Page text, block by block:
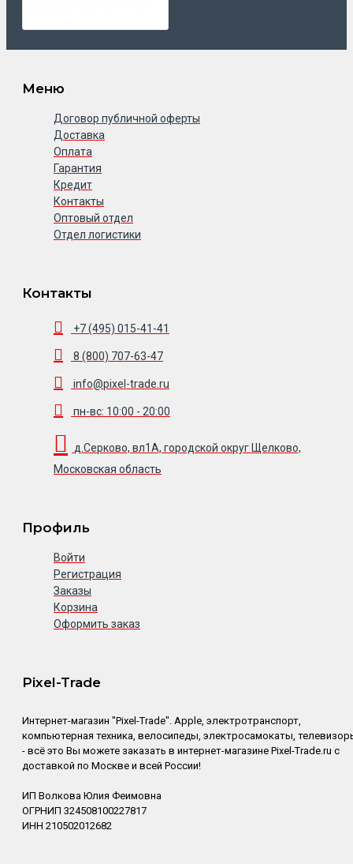
Меню
Договор публичной оферты
Доставка
Оплата
Гарантия
Кредит
Контакты
Оптовый отдел
Отдел логистики
Контакты
+7 (495) 015-41-41
8 (800) 707-63-47
info@pixel-trade.ru
пн-вс: 10:00 - 20:00
д.Серково, вл1А, городской округ Щелково,
Московская область
Профиль
Войти
Регистрация
Заказы
Корзина
Оформить заказ
Pixel-Trade
Интернет-магазин "Pixel-Trade". Apple, электротранспорт,
компьютерная техника, велосипеды, электросамокаты,
- всё это Вы можете заказать в интернет-магазине Pixel-Trade.ru с
доставкой по Москве и всей России!
ИП Волкова Юлия Феимовна
ОГРНИП 324508100227817
ИНН 210502012682